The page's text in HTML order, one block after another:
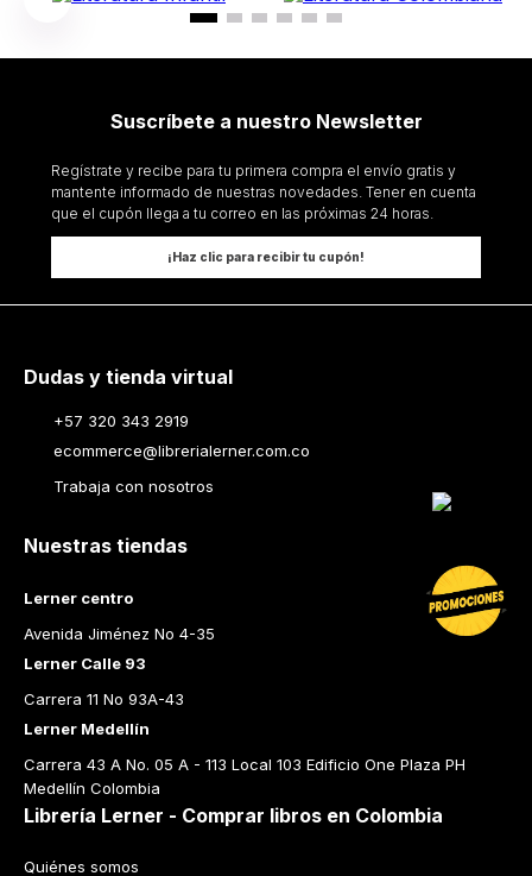
Suscríbete a nuestro Newsletter
Regístrate y recibe para tu primera compra el envío gratis y
mantente informado de nuestras novedades. Tener en cuenta
que el cupón llega a tu correo en las próximas 24 horas.
¡Haz clic para recibir tu cupón!
Dudas y tienda virtual
+57 320 343 2919
ecommerce@librerialerner.com.co
Trabaja con nosotros
Nuestras tiendas
Lerner centro
Avenida Jiménez No 4-35
Lerner Calle 93
Carrera 11 No 93A-43
Lerner Medellín
Carrera 43 A No. 05 A - 113 Local 103 Edificio One Plaza PH
Medellín Colombia
Librería Lerner - Comprar libros en Colombia
Quiénes somos